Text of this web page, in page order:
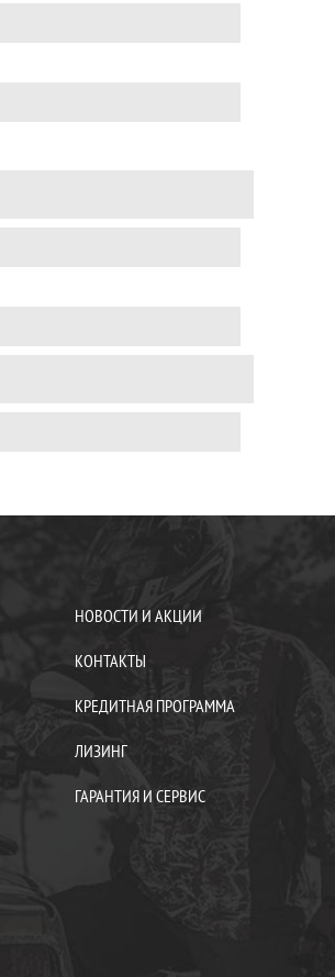
НОВОСТИ И АКЦИИ
КОНТАКТЫ
КРЕДИТНАЯ ПРОГРАММА
ЛИЗИНГ
ГАРАНТИЯ И СЕРВИС